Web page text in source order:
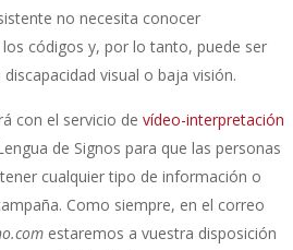
no necesita conocer
códigos y, por lo tanto, puede ser
visual o baja visión.
con el servicio de vídeo-interpretación
de Signos para que las personas
cualquier tipo de información o
Como siempre, en el correo
estaremos a vuestra disposición